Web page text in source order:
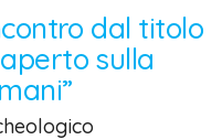
dal titolo
sulla